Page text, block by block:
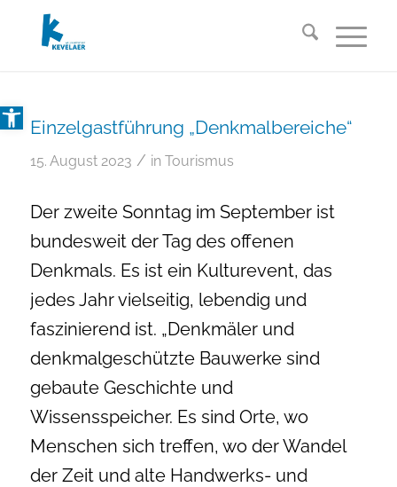
Open toolbar
Einzelgastführung „Denkmalbereiche“
15. August 2023 / in Tourismus
Der zweite Sonntag im September ist
bundesweit der Tag des offenen
Denkmals. Es ist ein Kulturevent, das
jedes Jahr vielseitig, lebendig und
faszinierend ist. „Denkmäler und
denkmalgeschützte Bauwerke sind
gebaute Geschichte und
Wissensspeicher. Es sind Orte, wo
Menschen sich treffen, wo der Wandel
der Zeit und alte Handwerks- und